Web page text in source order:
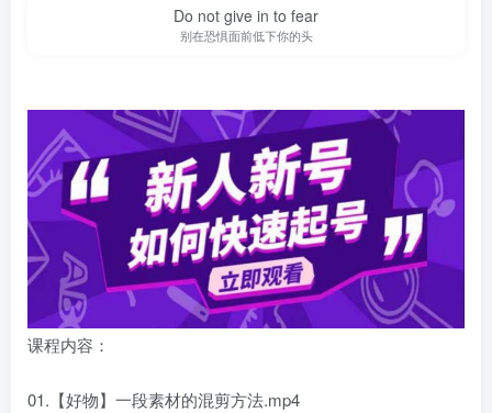
Do not give in to fear
别在恐惧面前低下你的头
课程内容：
01.【好物】一段素材的混剪方法.mp4